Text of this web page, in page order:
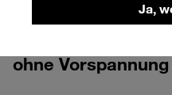
Ja,
Schellenkörper
ohne Vorspannung